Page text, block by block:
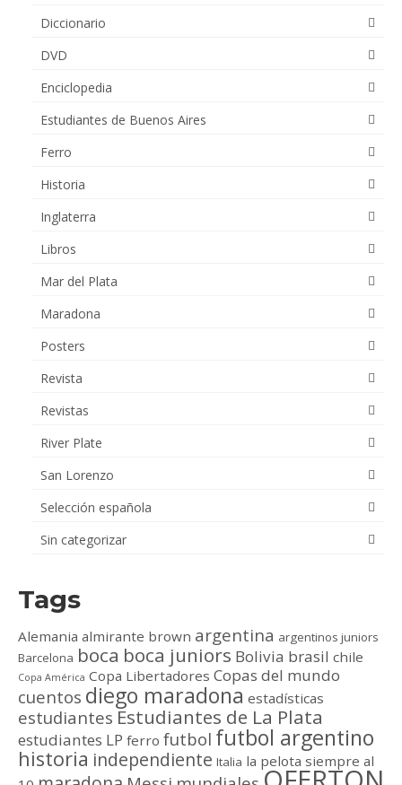
Diccionario
DVD
Enciclopedia
Estudiantes de Buenos Aires
Ferro
Historia
Inglaterra
Libros
Mar del Plata
Maradona
Posters
Revista
Revistas
River Plate
San Lorenzo
Selección española
Sin categorizar
Tags
Alemania almirante brown argentina argentinos juniors
Barcelona boca boca juniors Bolivia brasil chile
Copa América Copa Libertadores Copas del mundo
cuentos diego maradona estadísticas
estudiantes Estudiantes de La Plata
estudiantes LP ferro futbol futbol argentino
historia independiente Italia la pelota siempre al